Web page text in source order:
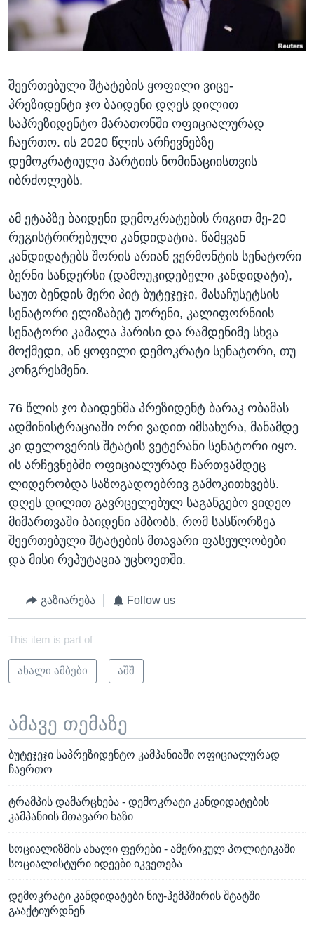
ᲡᲢᲣᲓᲘᲐ ᲕᲐᲨᲘᲜᲒᲢᲝᲜᲘ
ᲔᲙᲝᲜᲝᲛᲘᲙᲐ
ᲯᲐᲜᲛᲠᲗᲔᲚᲝᲑᲐ
ᲘᲜᲢᲔᲠᲕᲘᲣ
ᲙᲣᲚᲢᲣᲠᲐ
ᲒᲐᲚᲘᲚᲔᲝ
ᲓᲔᲖᲘᲜᲤᲝᲠᲛᲐᲪᲘᲐ
Learning English
ენები
შეერთებული შტატების ყოფილი ვიცე-
პრეზიდენტი ჯო ბაიდენი დღეს დილით
საპრეზიდენტო მარათონში ოფიციალურად
ჩაერთო. ის 2020 წლის არჩევნებზე
დემოკრატიული პარტიის ნომინაციისთვის
იბრძოლებს.
ამ ეტაპზე ბაიდენი დემოკრატების რიგით მე-20
რეგისტრირებული კანდიდატია. წამყვან
კანდიდატებს შორის არიან ვერმონტის სენატორი
ბერნი სანდერსი (დამოუკიდებელი კანდიდატი),
საუთ ბენდის მერი პიტ ბუტეჯეჯი, მასაჩუსეტსის
სენატორი ელიზაბეტ უორენი, კალიფორნიის
სენატორი კამალა ჰარისი და რამდენიმე სხვა
მოქმედი, ან ყოფილი დემოკრატი სენატორი, თუ
კონგრესმენი.
76 წლის ჯო ბაიდენმა პრეზიდენტ ბარაკ ობამას
ადმინისტრაციაში ორი ვადით იმსახურა, მანამდე
კი დელოვერის შტატის ვეტერანი სენატორი იყო.
ის არჩევნებში ოფიციალურად ჩართვამდეც
ლიდერობდა საზოგადოებრივ გამოკითხვებს.
დღეს დილით გავრცელებულ საგანგებო ვიდეო
მიმართვაში ბაიდენი ამბობს, რომ სასწორზეა
შეერთებული შტატების მთავარი ფასეულობები
და მისი რეპუტაცია უცხოეთში.
გაზიარება Follow us
This item is part of
ახალი ამბები აშშ
ამავე თემაზე
ბუტეჯეჯი საპრეზიდენტო კამპანიაში ოფიციალურად
ჩაერთო
ტრამპის დამარცხება - დემოკრატი კანდიდატების
კამპანიის მთავარი ხაზი
სოციალიზმის ახალი ფერები - ამერიკულ პოლიტიკაში
სოციალისტური იდეები იკვეთება
დემოკრატი კანდიდატები ნიუ-ჰემპშირის შტატში
გააქტიურდნენ